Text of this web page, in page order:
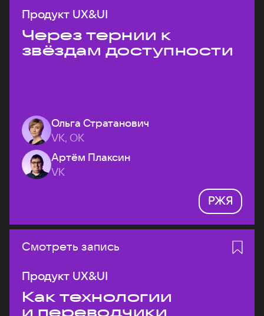
Продукт UX&UI
Через тернии к
звёздам доступности
Ольга Стратанович
VK, ОК
Артём Плаксин
VK
РЖЯ
Смотреть запись
Продукт UX&UI
Как технологии
и переводчики